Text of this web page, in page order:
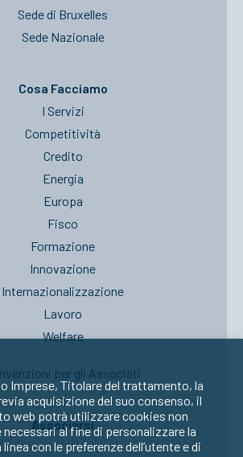
Sede di Bruxelles
Sede Nazionale
Cosa Facciamo
I Servizi
Competitività
Credito
Energia
Europa
Fisco
Formazione
Innovazione
Internazionalizzazione
Lavoro
Welfare
per gli Associati
Associarsi
Imprese, Titolare del trattamento, la
acquisizione del suo consenso, il
web potrà utilizzare cookies non
al fine di personalizzare la
con le preferenze dell’utente e di